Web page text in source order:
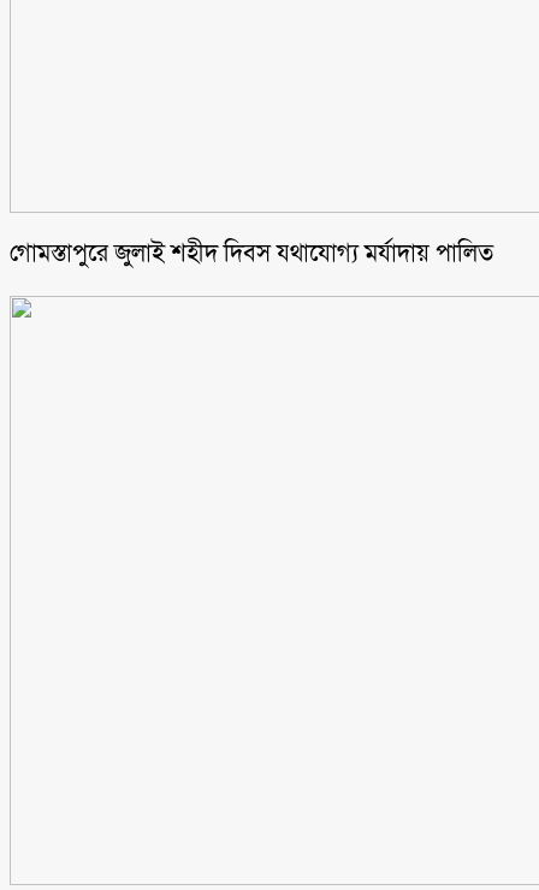
গোমস্তাপুরে জুলাই শহীদ দিবস যথাযোগ্য মর্যাদায় পালিত